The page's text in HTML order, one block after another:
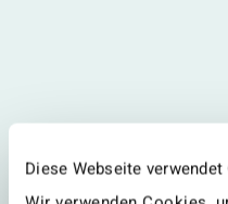
Diese Webseite